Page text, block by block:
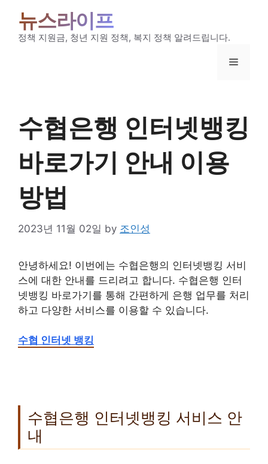
content
뉴스라이프
정책 지원금, 청년 지원 정책, 복지 정책 알려드립니다.
Menu
수협은행 인터넷뱅킹
바로가기 안내 이용
방법
2023년 11월 02일 by 조인성
안녕하세요! 이번에는 수협은행의 인터넷뱅킹 서비
스에 대한 안내를 드리려고 합니다. 수협은행 인터
넷뱅킹 바로가기를 통해 간편하게 은행 업무를 처리
하고 다양한 서비스를 이용할 수 있습니다.
수협 인터넷 뱅킹
수협은행 인터넷뱅킹 서비스 안
내